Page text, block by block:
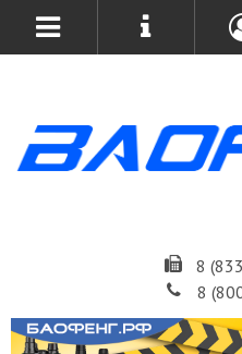
8
8